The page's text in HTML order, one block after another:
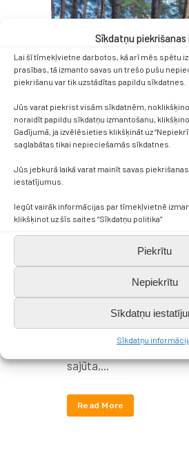
Sīkdatņu piekrišanas
Lai šī tīmekļvietne darbotos, kā arī mēs spētu
prasības, tā izmanto savas un trešo pušu
piekrišanu var tik uzstādītas papildu sīkdatnes.
Jūs varat piekrist visām sīkdatnēm, noklikšķinot
noraidīt papildu sīkdatņu izmantošanu,
Gadījumā, ja izvēlēsieties klikšķināt uz
saglabātas tikai nepieciešamās sīkdatnes.
Jūs jebkurā laikā varat mainīt savas
iestatījumus.
Iegūt vairāk informācijas par tīmekļvietnē
klikšķinot uz šīs saites “Sīkdatņu politika”
Piekrītu
Nepiekrītu
Sīkdatņu
Sīkdatņu
14 JūlMūsējie
Mūsu dziesma – mūsu
sirdīm pilnām prieka un
skanēja līdz ar
mūsu skolas koris
piedalījās XIII Latvijas
jaunatnes dziesmu un
Tā bija nedēļa, kas
kā īsti svētki – dziesmas,
draudzība, smiekli un
sajūta,...
Read More